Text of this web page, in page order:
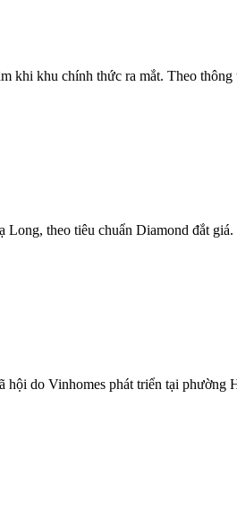
khi khu chính thức ra mắt. Theo
theo tiêu chuẩn Diamond đắt
do Vinhomes phát triển tại phường